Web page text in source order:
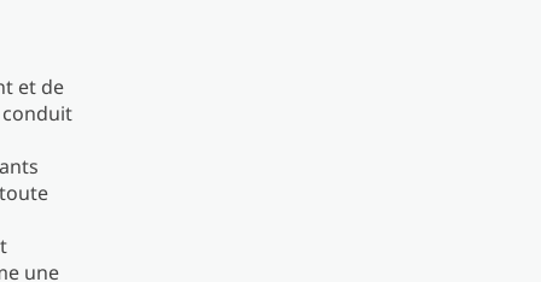
et de
conduit
une